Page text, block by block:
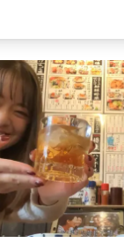
◆Hokkaido – Makanan &
Malam Susukino di Sapporo adalah
satu distrik
rumah bagi
ramen.
segar, bulu
domba
bir Sapporo. Di
dan izakaya
menjadi mudah. Di
berjejer di
suasana
pemandu
kelompok kecil
pribadi dan otentik
di setiap 3
malam:
khas lokal ・
warung makan,
dengan pemandu
dan pengantaran
・Tip ・Biaya
makanan